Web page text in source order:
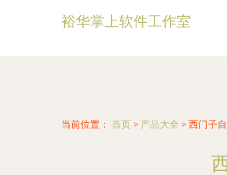
裕华掌上软件工作室
当前位置： 首页 > 产品大全 > 西门子